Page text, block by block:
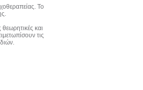
Το
και
τις